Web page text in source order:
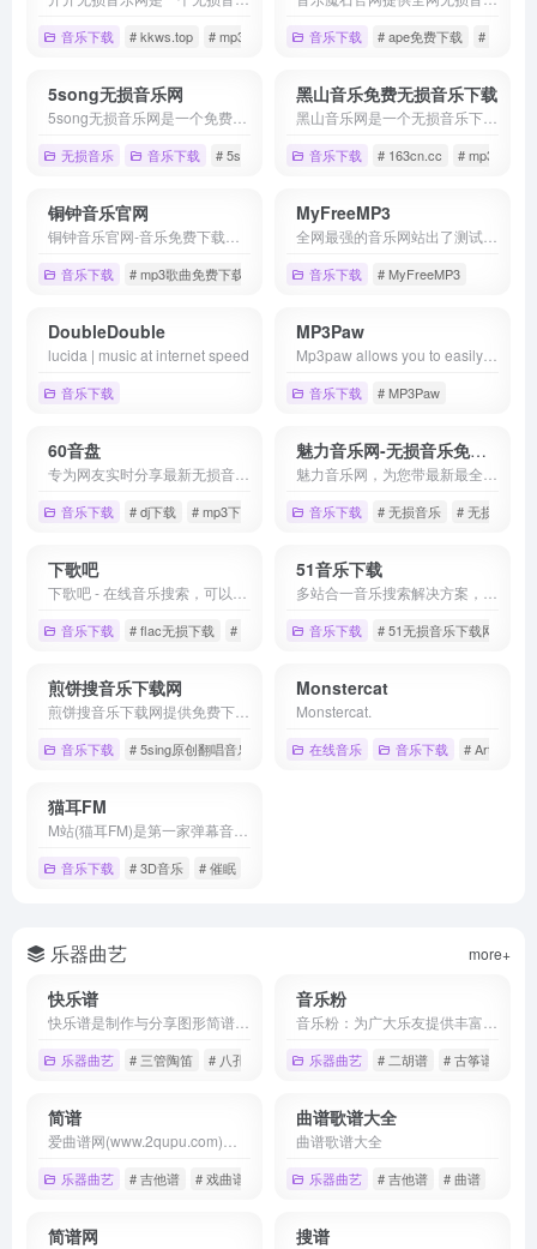
音乐下载 # kkws.top # mp3免费音乐下载 # 开开无损音乐官网
音乐下载 # ape免费下载 # flac免
5song无损音乐网
无损音乐 音乐下载 # 5song无损音乐网 # mp3免费下载 # 无损音乐下载
黑山音乐免费无损音乐下载
音乐下载 # 163cn.cc # mp3免费
铜钟音乐官网
音乐下载 # mp3歌曲免费下载 # 在线音乐免费听 # 铜钟音乐官网
MyFreeMP3
音乐下载 # MyFreeMP3
DoubleDouble
lucida | music at internet speed
音乐下载
MP3Paw
音乐下载 # MP3Paw
60音盘
音乐下载 # dj下载 # mp3下载 # MV下载
魅力音乐网-无损音乐免费下载
音乐下载 # 无损音乐 # 无损音乐下
下歌吧
音乐下载 # flac无损下载 # mp3下载 # 下歌吧
51音乐下载
音乐下载 # 51无损音乐下载网，音
煎饼搜音乐下载网
音乐下载 # 5sing原创翻唱音乐 # ape免费下载 # flag音乐下载.音乐搜索
Monstercat
Monstercat.
在线音乐 音乐下载 # Artist
猫耳FM
音乐下载 # 3D音乐 # 催眠
乐器曲艺 more+
快乐谱
乐器曲艺 # 三管陶笛 # 八孔埙 # 六孔陶笛
音乐粉
乐器曲艺 # 二胡谱 # 古筝谱
简谱
乐器曲艺 # 吉他谱 # 戏曲谱 # 歌谱曲谱大全
曲谱歌谱大全
曲谱歌谱大全
乐器曲艺 # 吉他谱 # 曲谱
简谱网 搜谱